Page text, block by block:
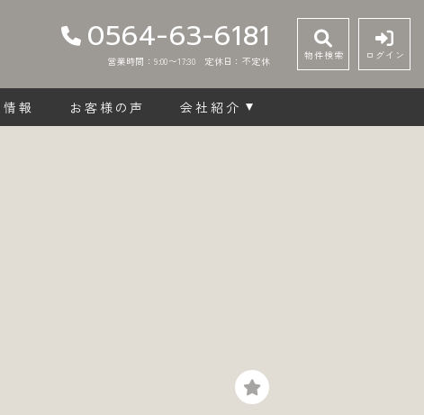
0564-63-6181
営業時間：9:00〜17:30 定休日：不定休 物件検索 ログイン
報 お客様の声 会社紹介